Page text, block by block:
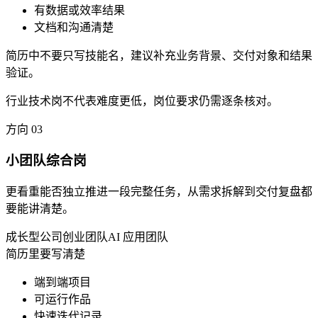
有数据或效率结果
文档和沟通清楚
简历中不要只写技能名，建议补充业务背景、交付对象和结果
验证。
行业技术岗不代表难度更低，岗位要求仍需逐条核对。
方向 03
小团队综合岗
更看重能否独立推进一段完整任务，从需求拆解到交付复盘都
要能讲清楚。
成长型公司创业团队AI 应用团队
简历里要写清楚
端到端项目
可运行作品